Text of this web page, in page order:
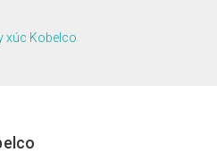
xúc Kobelco